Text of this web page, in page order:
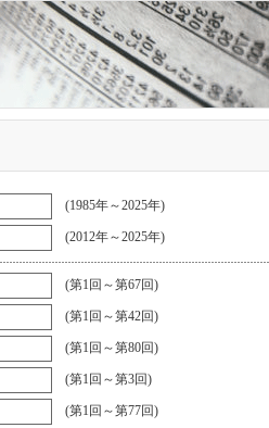
(1985年～2025年)
(2012年～2025年)
(第1回～第67回)
(第1回～第42回)
(第1回～第80回)
(第1回～第3回)
(第1回～第77回)